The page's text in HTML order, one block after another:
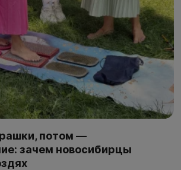
потом —
зачем новосибирцы